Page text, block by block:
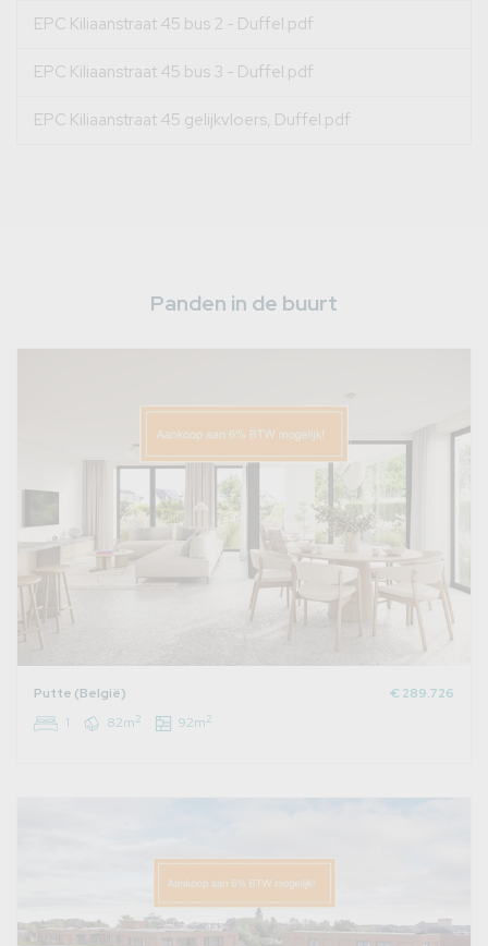
EPC Kiliaanstraat 45 bus 2 - Duffel.pdf
EPC Kiliaanstraat 45 bus 3 - Duffel.pdf
EPC Kiliaanstraat 45 gelijkvloers, Duffel.pdf
Panden in de buurt
Putte (België)
€ 289.726
1
82m2 92m2